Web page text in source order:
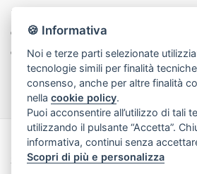
Funebre
Coroncine
Composizioni
FESTA DELLA MAMMA
Made with byInfoser.it- Realizzazione Siti
2026
🍪 Informativa
Noi e terze parti selezionate
tecnologie simili per finalità
consenso, anche per altre finalità
nellacookie policy.
Puoi acconsentire all’utilizzo di tali
utilizzando il pulsante “Accetta”.
informativa, continui senza
Scopri di più e personalizza